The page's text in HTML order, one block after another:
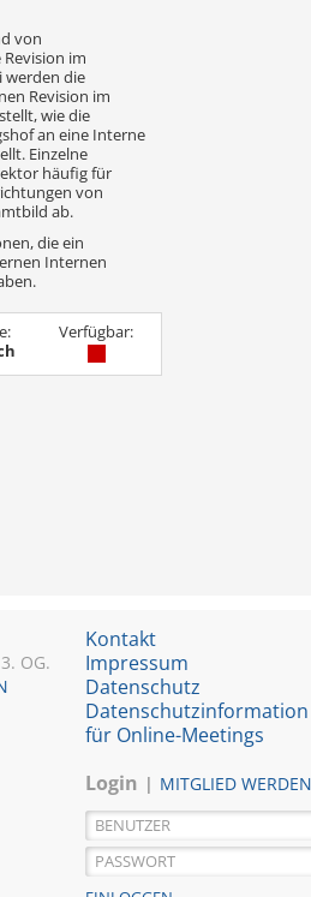
von
im
werden die
Revision im
wie die
an eine Interne
Einzelne
häufig für
von
ab.
die ein
Internen
Verfügbar:
OG.
Kontakt
Impressum
Datenschutz
Datenschutzinformation
für Online-Meetings
Login
MITGLIED WERDEN